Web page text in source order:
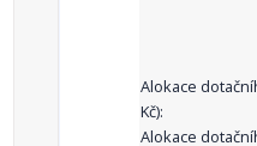
Alokace
Kč):
Alokace